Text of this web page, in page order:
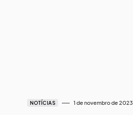
NOTÍCIAS 1 de novembro de 2023